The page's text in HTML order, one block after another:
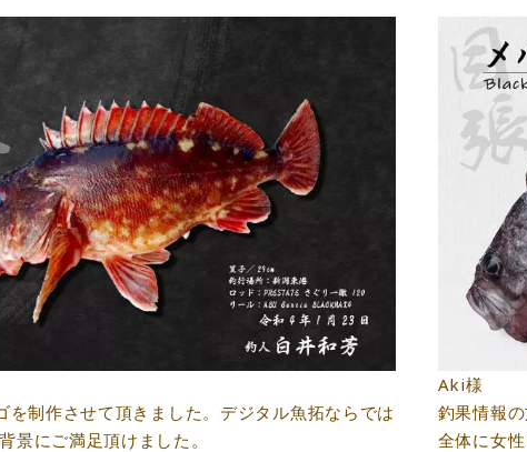
を制作させて頂きました。デジタル魚拓ならでは
景にご満足頂けました。
Aki様
釣果情報
全体に女